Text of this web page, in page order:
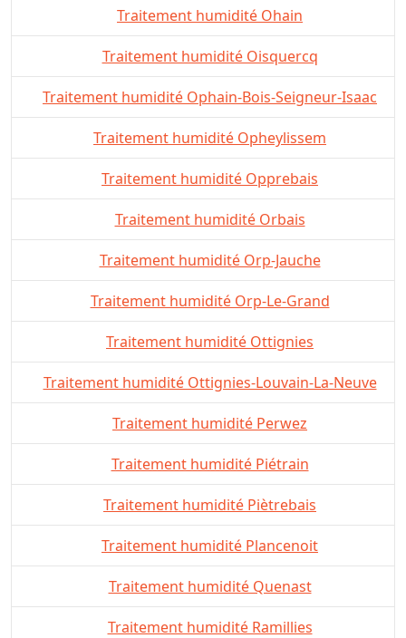
Traitement humidité Ohain
Traitement humidité Oisquercq
Traitement humidité Ophain-Bois-Seigneur-Isaac
Traitement humidité Opheylissem
Traitement humidité Opprebais
Traitement humidité Orbais
Traitement humidité Orp-Jauche
Traitement humidité Orp-Le-Grand
Traitement humidité Ottignies
Traitement humidité Ottignies-Louvain-La-Neuve
Traitement humidité Perwez
Traitement humidité Piétrain
Traitement humidité Piètrebais
Traitement humidité Plancenoit
Traitement humidité Quenast
Traitement humidité Ramillies